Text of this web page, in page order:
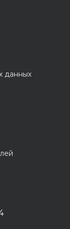
данных